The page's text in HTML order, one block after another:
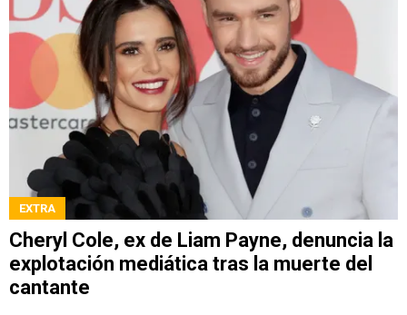
EXTRA
Cheryl Cole, ex de Liam Payne, denuncia la
explotación mediática tras la muerte del
cantante